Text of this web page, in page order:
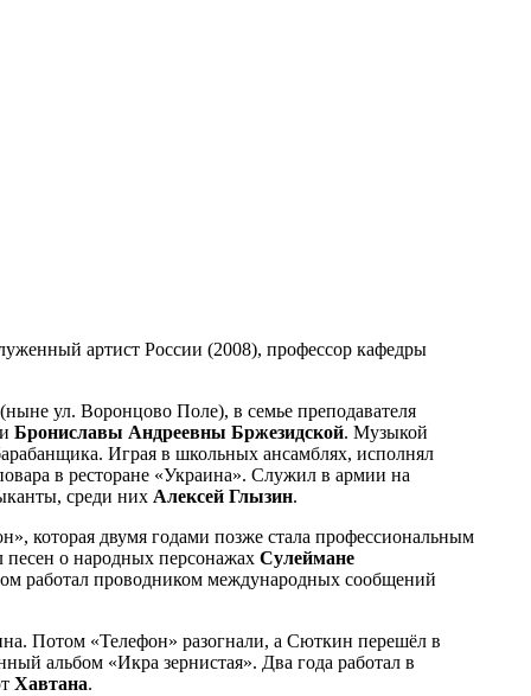
артист России (2008), профессор кафедры
ул. Воронцово Поле), в семье преподавателя
Брониславы Андреевны Бржезидской. Музыкой
Играя в школьных ансамблях, исполнял
в ресторане «Украина». Служил в армии на
среди них Алексей Глызин.
которая двумя годами позже стала профессиональным
о народных персонажах Сулеймане
работал проводником международных сообщений
Потом «Телефон» разогнали, а Сюткин перешёл в
альбом «Икра зернистая». Два года работал в
Хавтана.